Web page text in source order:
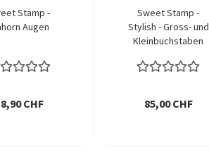
Stamp -
Augen
CHF
Sweet Stamp -
Stylish - Gross- und
Kleinbuchstaben
85,00 CHF